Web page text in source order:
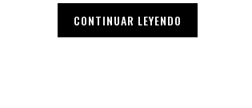
CONTINUAR LEYENDO